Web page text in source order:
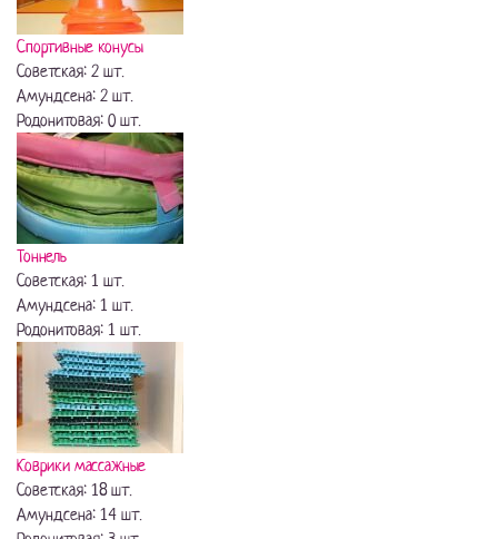
Спортивные конусы
Советская: 2 шт.
Амундсена: 2 шт.
Родонитовая: 0 шт.
Тоннель
Советская: 1 шт.
Амундсена: 1 шт.
Родонитовая: 1 шт.
Коврики массажные
Советская: 18 шт.
Амундсена: 14 шт.